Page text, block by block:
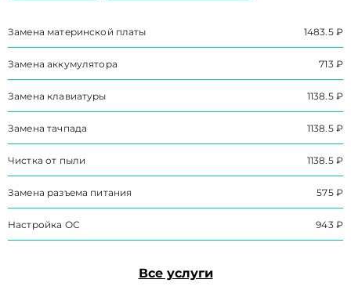
Замена материнской платы 1483.5 ₽
Замена аккумулятора 713 ₽
Замена клавиатуры 1138.5 ₽
Замена тачпада 1138.5 ₽
Чистка от пыли 1138.5 ₽
Замена разъема питания 575 ₽
Настройка ОС 943 ₽
Все услуги